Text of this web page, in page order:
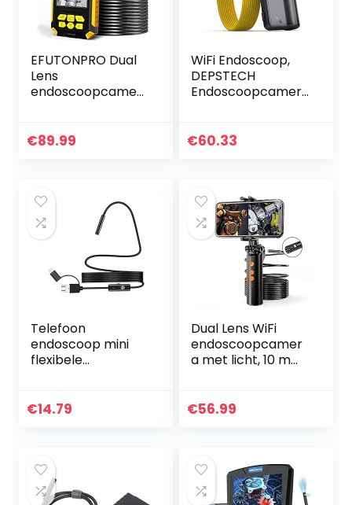
EFUTONPRO Dual
Lens
endoscoopcamer
inspectiecamera,
€89.99
WiFi Endoscoop,
DEPSTECH
Endoscoopcamer
Inspectiecamera
€60.33
Telefoon
endoscoop mini
flexibele
inspectie camera
€14.79
Dual Lens WiFi
endoscoopcamer
a met licht, 10 m
inspectiecamera
€56.99